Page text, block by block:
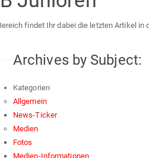
findet Ihr dabei die letzten Artikel in
Archives by Subject:
Kategorien
Allgemein
News-Ticker
Medien
Fotos
Medien-Informationen